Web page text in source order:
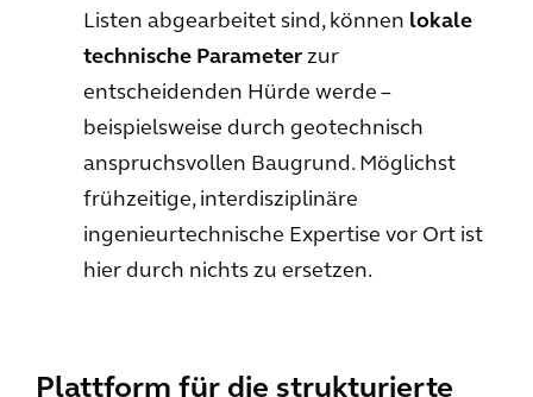
Listen abgearbeitet sind, können lokale
technische Parameter zur
entscheidenden Hürde werde –
beispielsweise durch geotechnisch
anspruchsvollen Baugrund. Möglichst
frühzeitige, interdisziplinäre
ingenieurtechnische Expertise vor Ort ist
hier durch nichts zu ersetzen.
Plattform für die strukturierte